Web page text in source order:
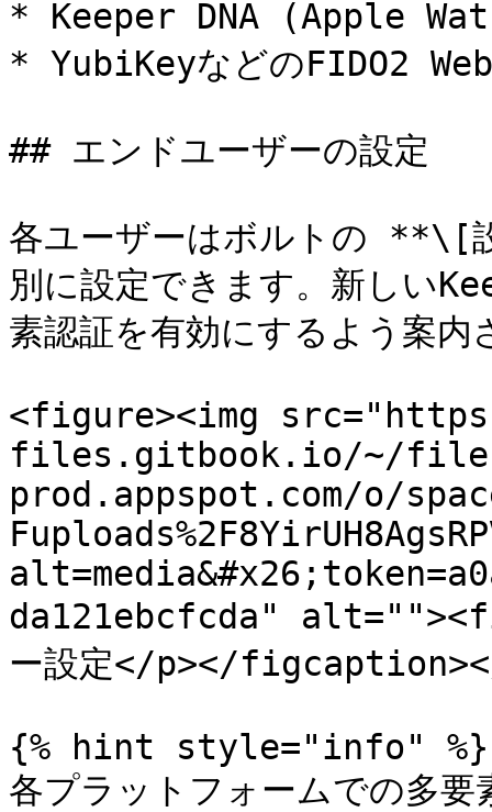
* Keeper DNA (Apple
* YubiKeyなどのFIDO2
## エンドユーザーの設定
各ユーザーはボルトの **\[
別に設定できます。新しい
素認証を有効にするよう案内
<figure><img
files.gitbook.io/~/
prod.appspot.com/o/
da121ebcfcda"
ー設定</p></
{% hint style="info" %}
各プラットフォームでの多